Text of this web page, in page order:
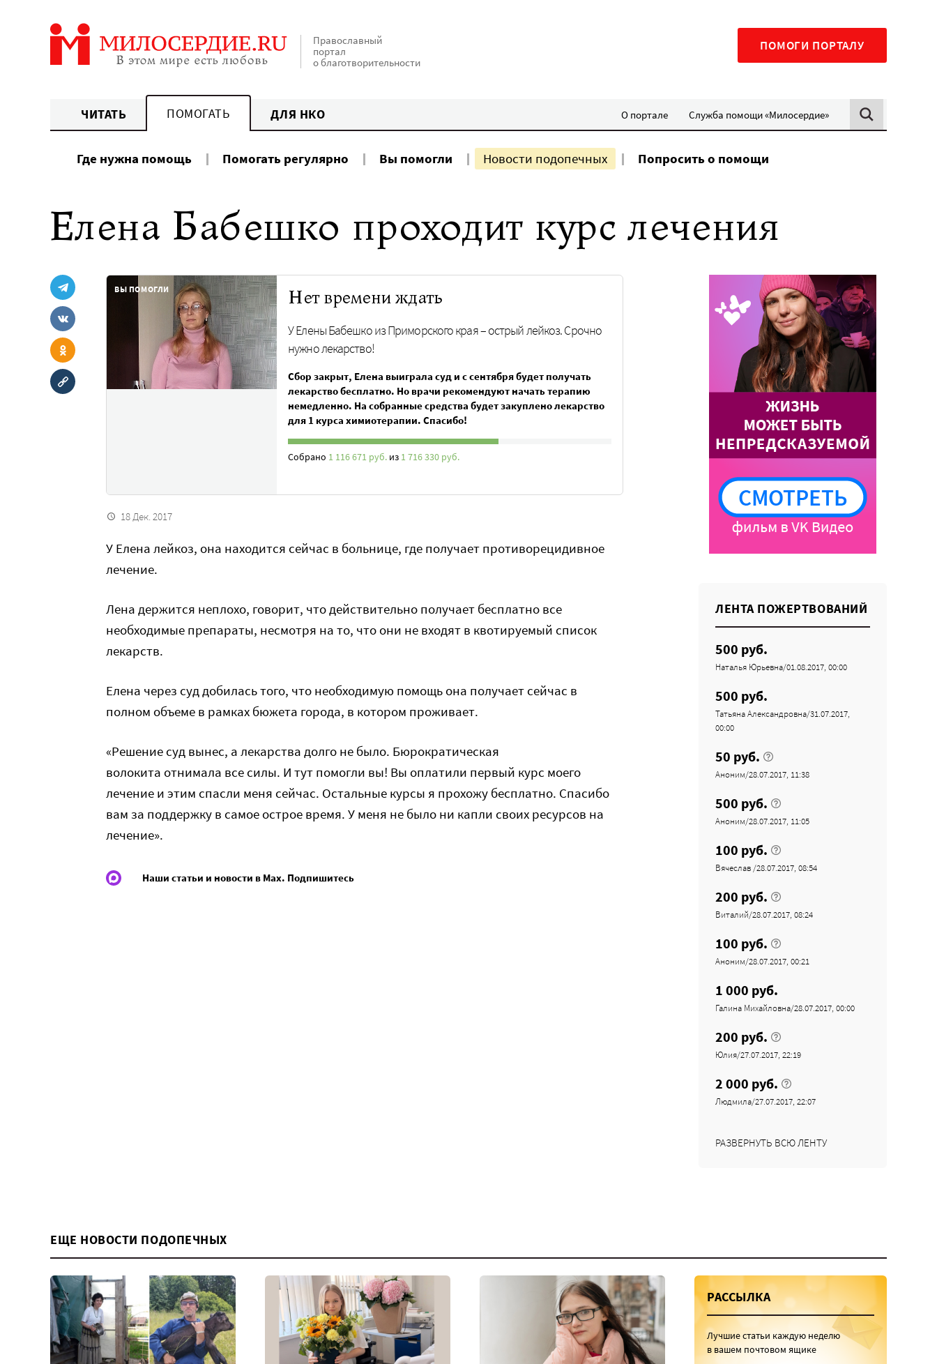
Православный
портал
о благотворительности
ПОМОГИ ПОРТАЛУ
ЧИТАТЬ ПОМОГАТЬ ДЛЯ НКО О портале Служба помощи «Милосердие»
Где нужна помощь Помогать регулярно Вы помогли Новости подопечных Попросить о помощи
Елена Бабешко проходит курс лечения
Нет времени ждать
У Елены Бабешко из Приморского края – острый лейкоз. Срочно
нужно лекарство!
Сбор закрыт, Елена выиграла суд и с сентября будет получать
лекарство бесплатно. Но врачи рекомендуют начать терапию
немедленно. На собранные средства будет закуплено лекарство
для 1 курса химиотерапии. Спасибо!
Собрано 1 116 671 руб. из 1 716 330 руб.
ВЫ ПОМОГЛИ
18 Дек. 2017
У Елена лейкоз, она находится сейчас в больнице, где получает противорецидивное
лечение.
Лена держится неплохо, говорит, что действительно получает бесплатно все
необходимые препараты, несмотря на то, что они не входят в квотируемый список
лекарств.
Елена через суд добилась того, что необходимую помощь она получает сейчас в
полном объеме в рамках бюжета города, в котором проживает.
«Решение суд вынес, а лекарства долго не было. Бюрократическая
волокита отнимала все силы. И тут помогли вы! Вы оплатили первый курс моего
лечение и этим спасли меня сейчас. Остальные курсы я прохожу бесплатно. Спасибо
вам за поддержку в самое острое время. У меня не было ни капли своих ресурсов на
лечение».
Наши статьи и новости в Max. Подпишитесь
ЛЕНТА ПОЖЕРТВОВАНИЙ
500 руб.
Наталья Юрьевна/01.08.2017, 00:00
500 руб.
Татьяна Александровна/31.07.2017,
00:00
50 руб.
Аноним/28.07.2017, 11:38
500 руб.
Аноним/28.07.2017, 11:05
100 руб.
Вячеслав /28.07.2017, 08:54
200 руб.
Виталий/28.07.2017, 08:24
100 руб.
Аноним/28.07.2017, 00:21
1 000 руб.
Галина Михайловна/28.07.2017, 00:00
200 руб.
Юлия/27.07.2017, 22:19
2 000 руб.
Людмила/27.07.2017, 22:07
РАЗВЕРНУТЬ ВСЮ ЛЕНТУ
ЕЩЕ НОВОСТИ ПОДОПЕЧНЫХ
РАССЫЛКА
Лучшие статьи каждую неделю
в вашем почтовом ящике